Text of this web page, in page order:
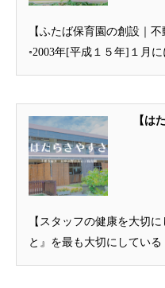
【ふたば保育園の創設｜
◦2003年[平成１５年]１月
【は
【スタッフの健康を大切
と』を最も大切にしてい